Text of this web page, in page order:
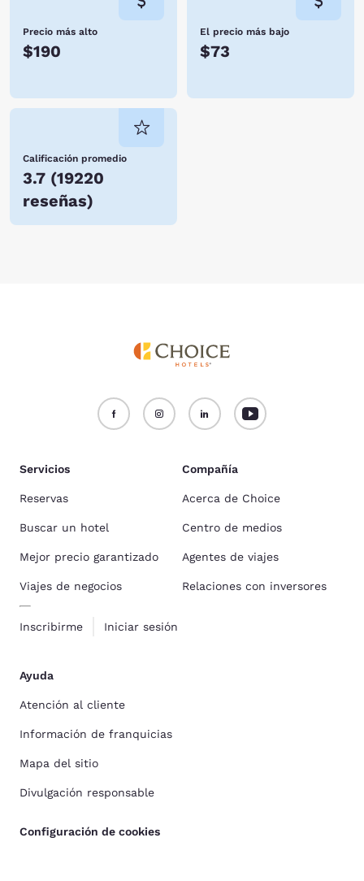
Precio más alto
$190
El precio más bajo
$73
Calificación promedio
3.7 (19220
reseñas)
Servicios
Reservas
Buscar un hotel
Mejor precio garantizado
Viajes de negocios
Inscribirme Iniciar sesión
Compañía
Acerca de Choice
Centro de medios
Agentes de viajes
Relaciones con inversores
Ayuda
Atención al cliente
Información de franquicias
Mapa del sitio
Divulgación responsable
Configuración de cookies